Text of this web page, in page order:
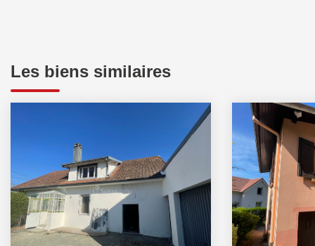
Les biens similaires